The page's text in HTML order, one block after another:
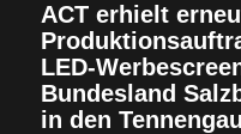
ACT erhielt
LED-
Bundesland
in den